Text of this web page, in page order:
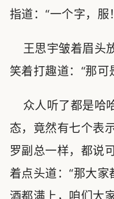
指道：“一个字，服
王思宇皱着眉头
笑着打趣道：“那
众人听了都是哈
态，竟然有七个表
罗副总一样，都说
着点头道：“那大